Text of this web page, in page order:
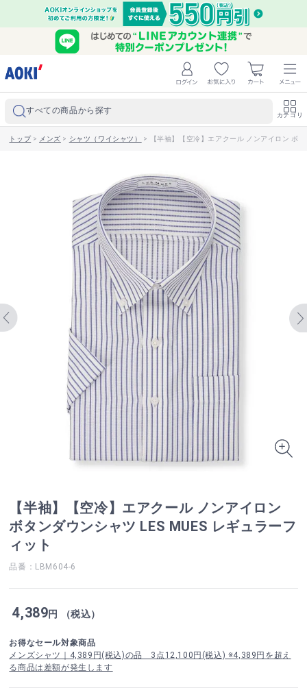
すべての商品から探す カテゴリ
トップ> メンズ > シャツ（ワイシャツ） > 【半袖】【空冷】エアクール ノンアイロン ボ
【半袖】【空冷】エアクール ノンアイロン
ボタンダウンシャツ LES MUES レギュラーフ
ィット
品番：LBM604-6
4,389円 （税込）
お得なセール対象商品
メンズシャツ｜4,389円(税込)の品 3点12,100円(税込) ※4,389円を超え
る商品は差額が発生します